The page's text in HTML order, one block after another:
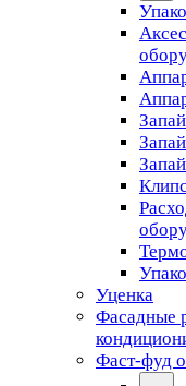
Уценка
Фасадные
Фаст-фуд